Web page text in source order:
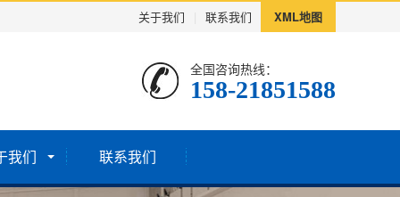
关于我们 联系我们 XML地图
全国咨询热线：
158-21851588
我们 联系我们